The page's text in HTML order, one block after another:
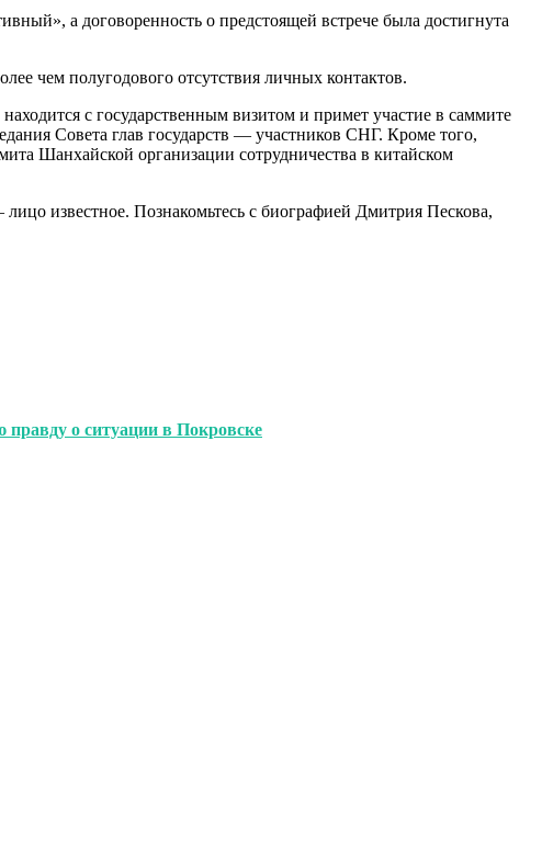
а договоренность о предстоящей встрече была достигнута
чем полугодового отсутствия личных контактов.
с государственным визитом и примет участие в саммите
Совета глав государств — участников СНГ. Кроме того,
Шанхайской организации сотрудничества в китайском
известное. Познакомьтесь с биографией Дмитрия Пескова,
о ситуации в Покровске